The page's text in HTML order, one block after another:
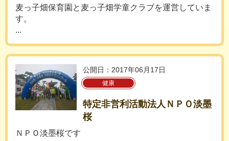
麦っ子畑保育園と麦っ子畑学童クラブを運営していま
す。
...
公開日：2017年06月17日
健康
特定非営利活動法人ＮＰＯ淡墨
桜
ＮＰＯ淡墨桜です